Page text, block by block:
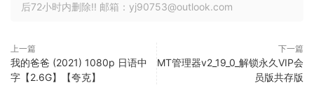
后72小时内删除!! 邮箱：yj90753@outlook.com
上一篇
我的爸爸 (2021) 1080p 日语中
字【2.6G】【夸克】
下一篇
MT管理器v2_19_0_解锁永久VIP会
员版共存版